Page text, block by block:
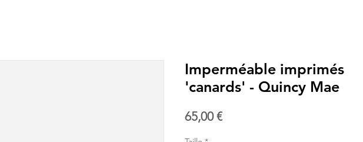
Imperméable imprimés
'canards' - Quincy Mae
65,00 €Prix